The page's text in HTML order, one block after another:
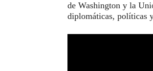
de Washington y la
diplomáticas, políticas